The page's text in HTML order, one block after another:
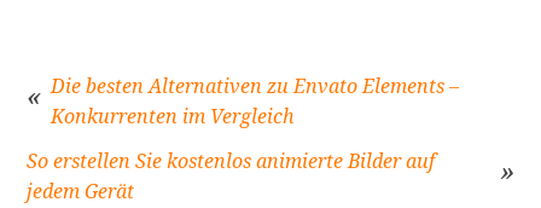
Beitragsnavigation
Die besten Alternativen zu Envato Elements –
Konkurrenten im Vergleich
So erstellen Sie kostenlos animierte Bilder auf
jedem Gerät